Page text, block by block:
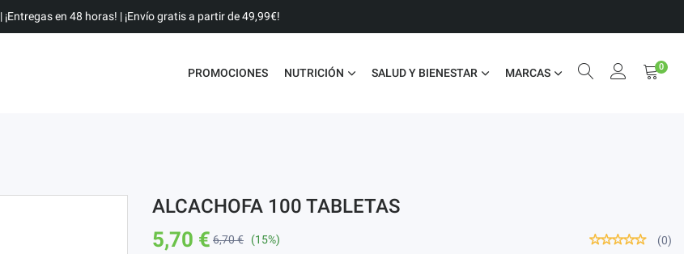
| ¡Entregas en 48 horas! | ¡Envío gratis a partir de 49,99€!
PROMOCIONES NUTRICIÓN SALUD Y BIENESTAR MARCAS 0
ALCACHOFA 100 TABLETAS
5,70 € 6,70 € (15%) (0)